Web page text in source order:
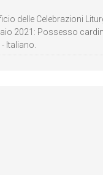
delle Celebrazioni
2021: Possesso
Italiano.